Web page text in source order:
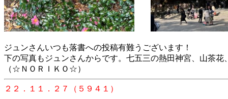
ジュンさんいつも落書への投稿有難うございます！
下の写真もジュンさんからです。七五三の熱田神宮、山茶花
（☆ＮＯＲＩＫＯ☆）
２２．１１．２７（５９４１）